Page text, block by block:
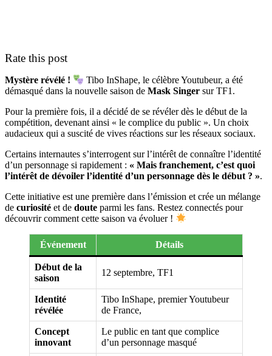
Rate this post
Mystère révélé !
Tibo InShape, le célèbre Youtubeur, a été
démasqué dans la nouvelle saison de Mask Singer sur TF1.
Pour la première fois, il a décidé de se révéler dès le début de la
compétition, devenant ainsi « le complice du public ». Un choix
audacieux qui a suscité de vives réactions sur les réseaux sociaux.
Certains internautes s’interrogent sur l’intérêt de connaître l’identité
d’un personnage si rapidement : « Mais franchement, c’est quoi
l’intérêt de dévoiler l’identité d’un personnage dès le début ? ».
Cette initiative est une première dans l’émission et crée un mélange
de curiosité et de doute parmi les fans. Restez connectés pour
découvrir comment cette saison va évoluer !
Événement Détails
Début de la
saison
12 septembre, TF1
Identité
révélée
Tibo InShape, premier Youtubeur
de France,
Concept
innovant
Le public en tant que complice
d’un personnage masqué